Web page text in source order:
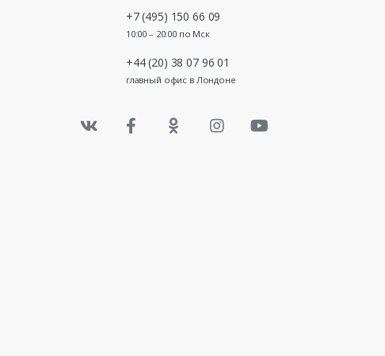
+7 (495) 150 66 09
10:00 – 20:00 по Мск
+44 (20) 38 07 96 01
главный офис в Лондоне